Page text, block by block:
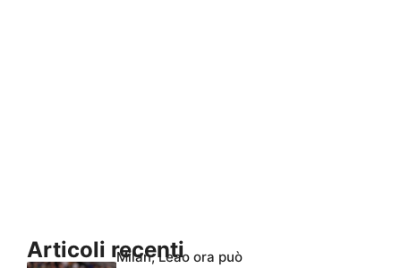
Articoli recenti
Milan, Leao ora può